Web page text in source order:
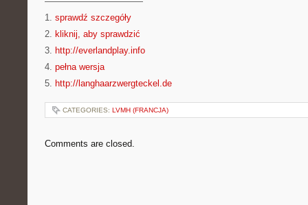
1. sprawdź szczegóły
2. kliknij, aby sprawdzić
3. http://everlandplay.info
4. pełna wersja
5. http://langhaarzwergteckel.de
CATEGORIES: LVMH (FRANCJA)
Comments are closed.